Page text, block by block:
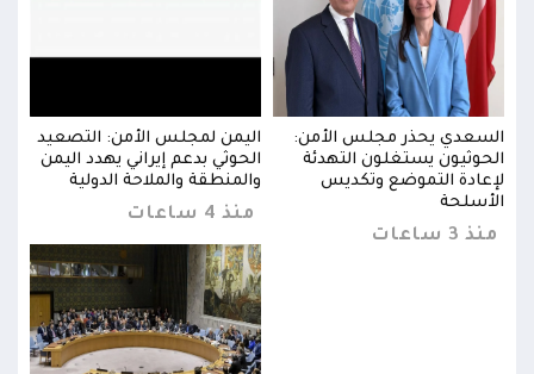
السعدي يحذر مجلس الأمن:
الحوثيون يستغلون التهدئة
لإعادة التموضع وتكديس
الأسلحة
منذ 3 ساعات
اليمن لمجلس الأمن: التصعيد
الحوثي بدعم إيراني يهدد اليمن
والمنطقة والملاحة الدولية
منذ 4 ساعات